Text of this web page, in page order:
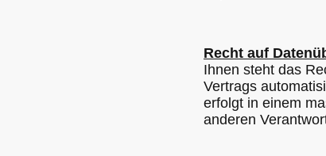
Recht auf
Ihnen steht das
Vertrags
erfolgt in einem
anderen